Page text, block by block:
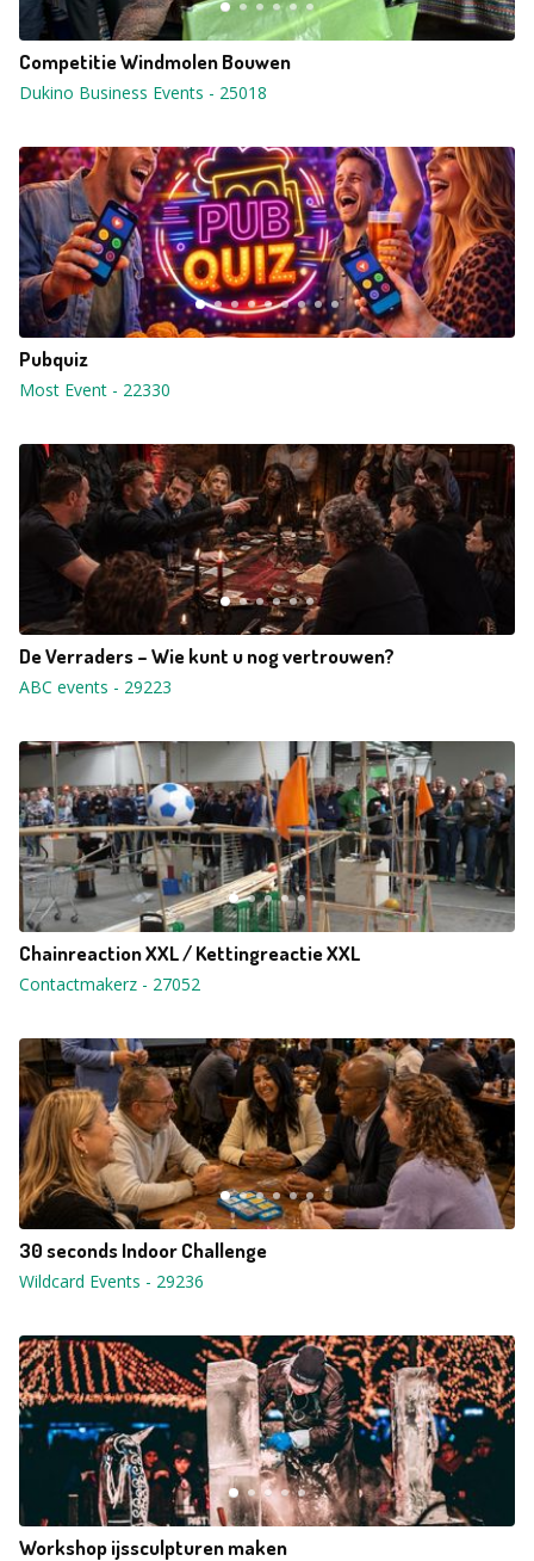
Competitie Windmolen Bouwen
Dukino Business Events - 25018
Pubquiz
Most Event - 22330
De Verraders – Wie kunt u nog vertrouwen?
ABC events - 29223
Chainreaction XXL / Kettingreactie XXL
Contactmakerz - 27052
30 seconds Indoor Challenge
Wildcard Events - 29236
Workshop ijssculpturen maken